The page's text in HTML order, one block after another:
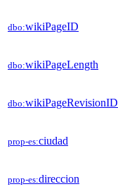
dbo:wikiPageID
dbo:wikiPageLength
dbo:wikiPageRevisionID
prop-es:ciudad
prop-es:direccion